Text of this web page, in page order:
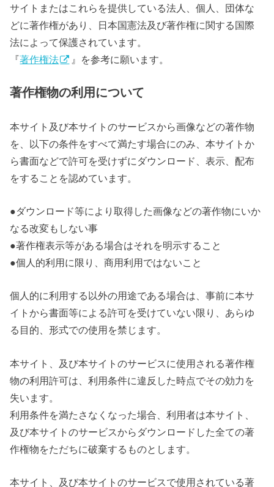
サイトまたはこれらを提供している法人、個人、団体な
どに著作権があり、日本国憲法及び著作権に関する国際
法によって保護されています。
『著作権法 』を参考に願います。
著作権物の利用について
本サイト及び本サイトのサービスから画像などの著作物
を、以下の条件をすべて満たす場合にのみ、本サイトか
ら書面などで許可を受けずにダウンロード、表示、配布
をすることを認めています。
●ダウンロード等により取得した画像などの著作物にいか
なる改変もしない事
●著作権表示等がある場合はそれを明示すること
●個人的利用に限り、商用利用ではないこと
個人的に利用する以外の用途である場合は、事前に本サ
イトから書面等による許可を受けていない限り、あらゆ
る目的、形式での使用を禁じます。
本サイト、及び本サイトのサービスに使用される著作権
物の利用許可は、利用条件に違反した時点でその効力を
失います。
利用条件を満たさなくなった場合、利用者は本サイト、
及び本サイトのサービスからダウンロードした全ての著
作権物をただちに破棄するものとします。
本サイト、及び本サイトのサービスで使用されている著